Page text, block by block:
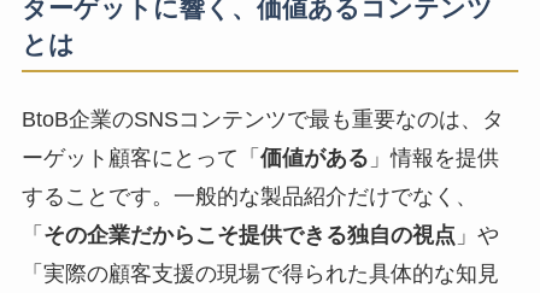
ターゲットに響く、価値あるコンテンツ
とは
BtoB企業のSNSコンテンツで最も重要なのは、タ
ーゲット顧客にとって「 価値がある 」情報を提供
することです。一般的な製品紹介だけでなく、
「 その企業だからこそ提供できる独自の視点 」や
「実際の顧客支援の現場で得られた具体的な知見